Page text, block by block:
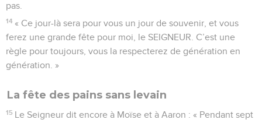
pas.
14 « Ce jour-là sera pour vous un jour de souvenir, et vous
ferez une grande fête pour moi, le SEIGNEUR. C’est une
règle pour toujours, vous la respecterez de génération en
génération. »
La fête des pains sans levain
15 Le Seigneur dit encore à Moïse et à Aaron : « Pendant sept